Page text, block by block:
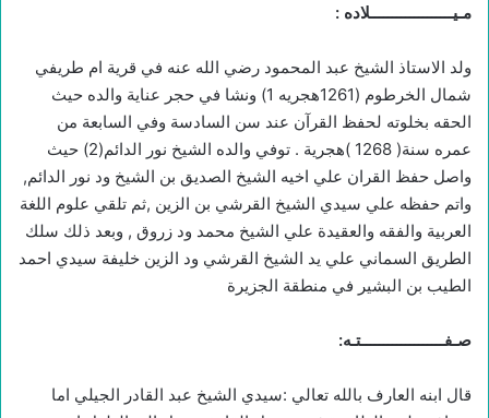
مـيـــــــــــــــــــلاده :
ولد الاستاذ الشيخ عبد المحمود رضي الله عنه في قرية ام طريفي
شمال الخرطوم (1261هجريه 1) ونشا في حجر عناية والده حيث
الحقه بخلوته لحفظ القرآن عند سن السادسة وفي السابعة من
عمره سنة( 1268 )هجرية . توفي والده الشيخ نور الدائم(2) حيث
واصل حفظ القران علي اخيه الشيخ الصديق بن الشيخ ود نور الدائم,
واتم حفظه علي سيدي الشيخ القرشي بن الزين ,ثم تلقي علوم اللغة
العربية والفقه والعقيدة علي الشيخ محمد ود زروق , وبعد ذلك سلك
الطريق السماني علي يد الشيخ القرشي ود الزين خليفة سيدي احمد
الطيب بن البشير في منطقة الجزيرة
صـفـــــــــــــــــــتـه:
قال ابنه العارف بالله تعالي :سيدي الشيخ عبد القادر الجيلي اما